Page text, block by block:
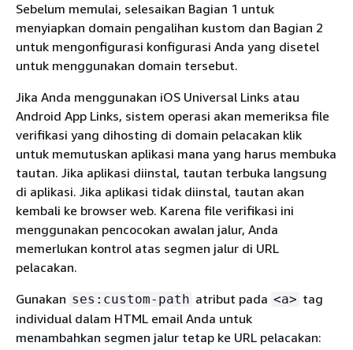
Sebelum memulai, selesaikan Bagian 1 untuk
menyiapkan domain pengalihan kustom dan Bagian 2
untuk mengonfigurasi konfigurasi Anda yang disetel
untuk menggunakan domain tersebut.
Jika Anda menggunakan iOS Universal Links atau
Android App Links, sistem operasi akan memeriksa file
verifikasi yang dihosting di domain pelacakan klik
untuk memutuskan aplikasi mana yang harus membuka
tautan. Jika aplikasi diinstal, tautan terbuka langsung
di aplikasi. Jika aplikasi tidak diinstal, tautan akan
kembali ke browser web. Karena file verifikasi ini
menggunakan pencocokan awalan jalur, Anda
memerlukan kontrol atas segmen jalur di URL
pelacakan.
Gunakan ses:custom-path atribut pada <a> tag
individual dalam HTML email Anda untuk
menambahkan segmen jalur tetap ke URL pelacakan: